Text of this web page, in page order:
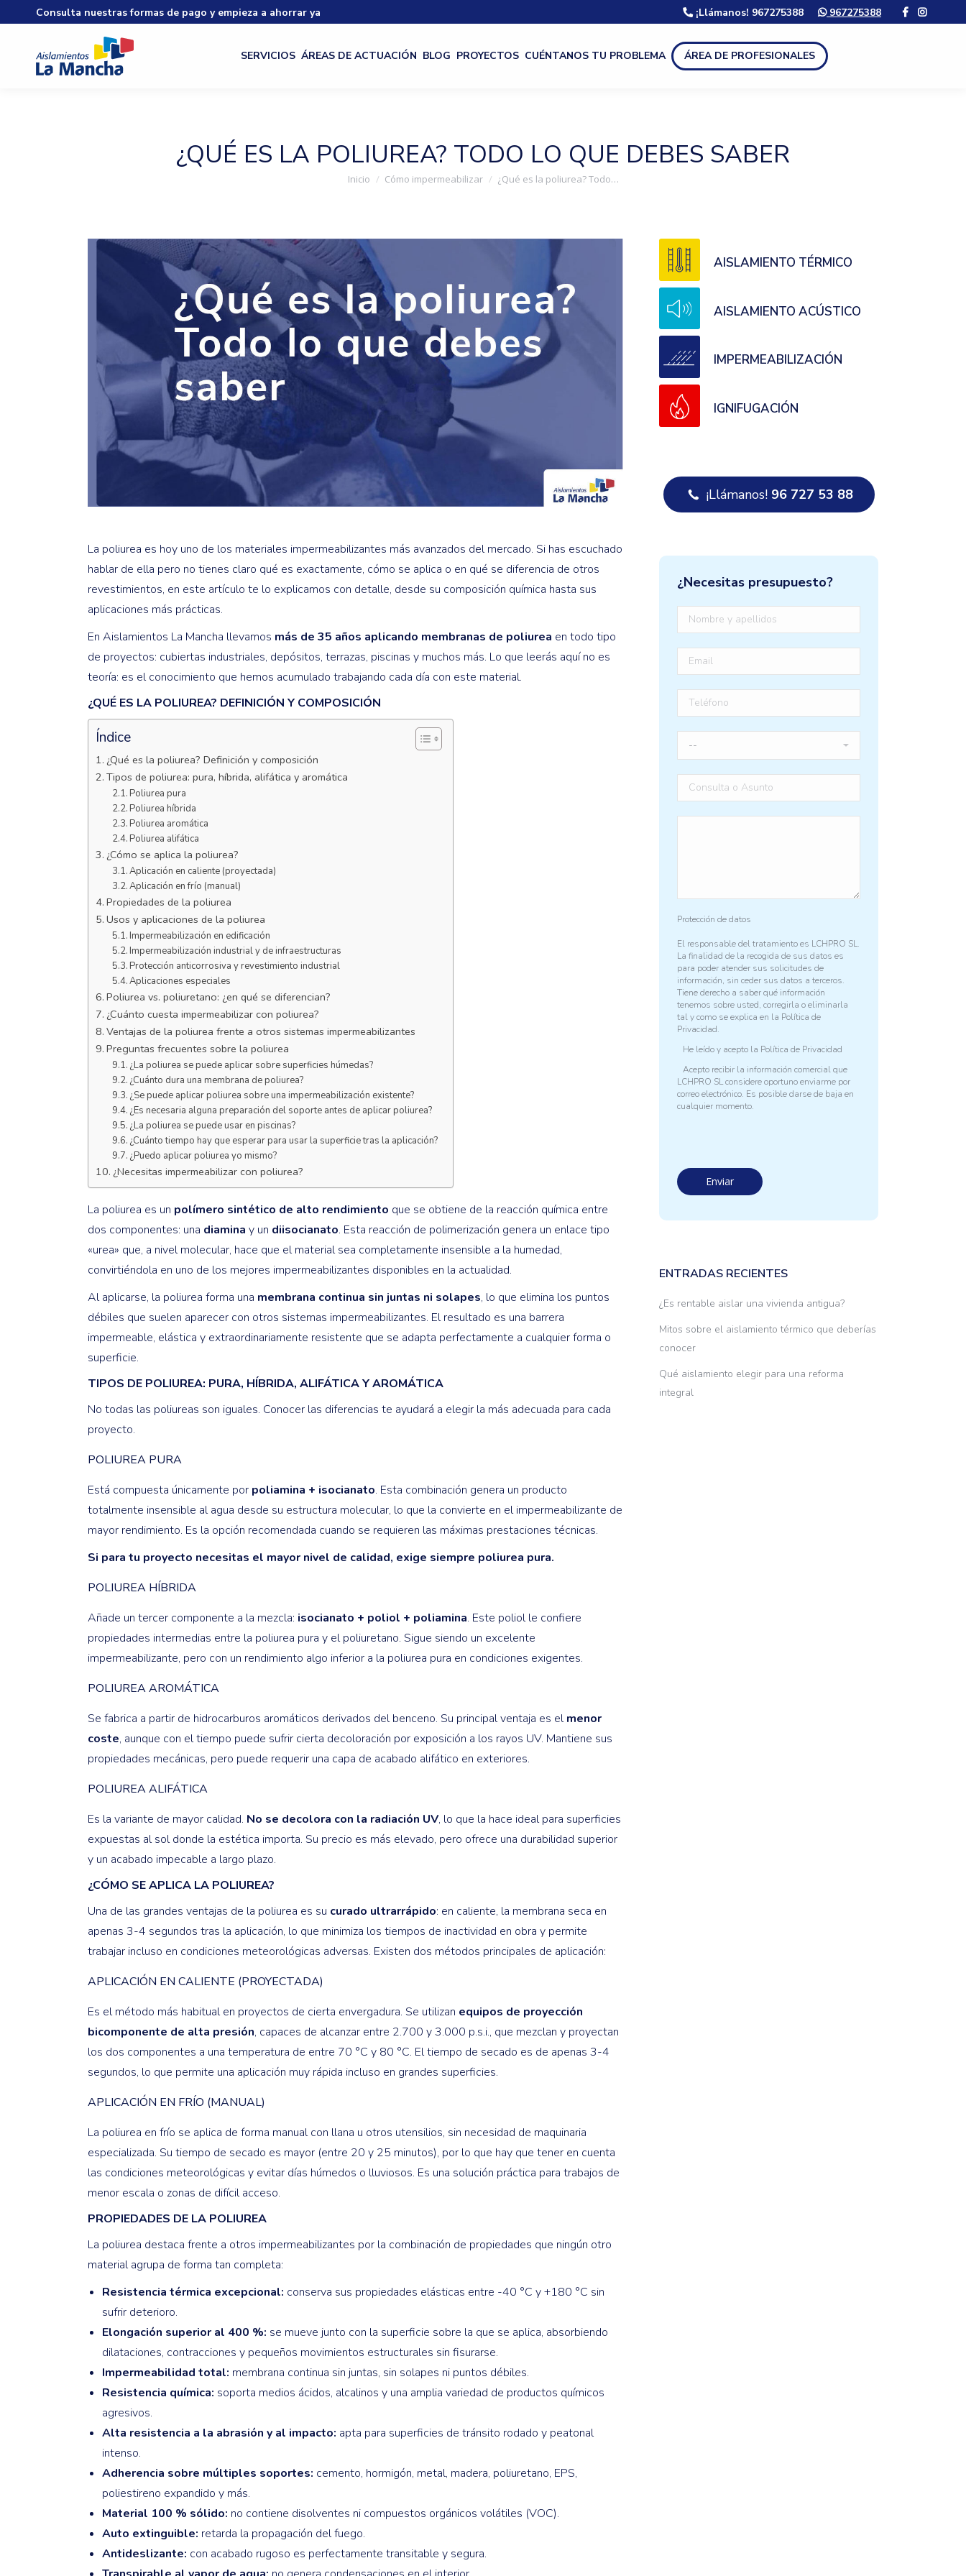
Consulta nuestras formas de pago y empieza a ahorrar ya ¡Llámanos! 967275388 967275388
SERVICIOS ÁREAS DE ACTUACIÓN BLOG PROYECTOS CUÉNTANOS TU PROBLEMA ÁREA DE PROFESIONALES
¿QUÉ ES LA POLIUREA? TODO LO QUE DEBES SABER
Estás aquí:
Inicio Cómo impermeabilizar ¿Qué es la poliurea? Todo…
La poliurea es hoy uno de los materiales impermeabilizantes más avanzados del mercado. Si has escuchado
hablar de ella pero no tienes claro qué es exactamente, cómo se aplica o en qué se diferencia de otros
revestimientos, en este artículo te lo explicamos con detalle, desde su composición química hasta sus
aplicaciones más prácticas.
En Aislamientos La Mancha llevamos más de 35 años aplicando membranas de poliurea en todo tipo
de proyectos: cubiertas industriales, depósitos, terrazas, piscinas y muchos más. Lo que leerás aquí no es
teoría: es el conocimiento que hemos acumulado trabajando cada día con este material.
¿QUÉ ES LA POLIUREA? DEFINICIÓN Y COMPOSICIÓN
Índice
¿Qué es la poliurea? Definición y composición
Tipos de poliurea: pura, híbrida, alifática y aromática
Poliurea pura
Poliurea híbrida
Poliurea aromática
Poliurea alifática
¿Cómo se aplica la poliurea?
Aplicación en caliente (proyectada)
Aplicación en frío (manual)
Propiedades de la poliurea
Usos y aplicaciones de la poliurea
Impermeabilización en edificación
Impermeabilización industrial y de infraestructuras
Protección anticorrosiva y revestimiento industrial
Aplicaciones especiales
Poliurea vs. poliuretano: ¿en qué se diferencian?
¿Cuánto cuesta impermeabilizar con poliurea?
Ventajas de la poliurea frente a otros sistemas impermeabilizantes
Preguntas frecuentes sobre la poliurea
¿La poliurea se puede aplicar sobre superficies húmedas?
¿Cuánto dura una membrana de poliurea?
¿Se puede aplicar poliurea sobre una impermeabilización existente?
¿Es necesaria alguna preparación del soporte antes de aplicar poliurea?
¿La poliurea se puede usar en piscinas?
¿Cuánto tiempo hay que esperar para usar la superficie tras la aplicación?
¿Puedo aplicar poliurea yo mismo?
¿Necesitas impermeabilizar con poliurea?
La poliurea es un polímero sintético de alto rendimiento que se obtiene de la reacción química entre
dos componentes: una diamina y un diisocianato. Esta reacción de polimerización genera un enlace tipo
«urea» que, a nivel molecular, hace que el material sea completamente insensible a la humedad,
convirtiéndola en uno de los mejores impermeabilizantes disponibles en la actualidad.
Al aplicarse, la poliurea forma una membrana continua sin juntas ni solapes, lo que elimina los puntos
débiles que suelen aparecer con otros sistemas impermeabilizantes. El resultado es una barrera
impermeable, elástica y extraordinariamente resistente que se adapta perfectamente a cualquier forma o
superficie.
TIPOS DE POLIUREA: PURA, HÍBRIDA, ALIFÁTICA Y AROMÁTICA
No todas las poliureas son iguales. Conocer las diferencias te ayudará a elegir la más adecuada para cada
proyecto.
POLIUREA PURA
Está compuesta únicamente por poliamina + isocianato. Esta combinación genera un producto
totalmente insensible al agua desde su estructura molecular, lo que la convierte en el impermeabilizante de
mayor rendimiento. Es la opción recomendada cuando se requieren las máximas prestaciones técnicas.
Si para tu proyecto necesitas el mayor nivel de calidad, exige siempre poliurea pura.
POLIUREA HÍBRIDA
Añade un tercer componente a la mezcla: isocianato + poliol + poliamina. Este poliol le confiere
propiedades intermedias entre la poliurea pura y el poliuretano. Sigue siendo un excelente
impermeabilizante, pero con un rendimiento algo inferior a la poliurea pura en condiciones exigentes.
POLIUREA AROMÁTICA
Se fabrica a partir de hidrocarburos aromáticos derivados del benceno. Su principal ventaja es elmenor
coste, aunque con el tiempo puede sufrir cierta decoloración por exposición a los rayos UV. Mantiene sus
propiedades mecánicas, pero puede requerir una capa de acabado alifático en exteriores.
POLIUREA ALIFÁTICA
Es la variante de mayor calidad. No se decolora con la radiación UV, lo que la hace ideal para superficies
expuestas al sol donde la estética importa. Su precio es más elevado, pero ofrece una durabilidad superior
y un acabado impecable a largo plazo.
¿CÓMO SE APLICA LA POLIUREA?
Una de las grandes ventajas de la poliurea es su curado ultrarrápido: en caliente, la membrana seca en
apenas 3-4 segundos tras la aplicación, lo que minimiza los tiempos de inactividad en obra y permite
trabajar incluso en condiciones meteorológicas adversas. Existen dos métodos principales de aplicación:
APLICACIÓN EN CALIENTE (PROYECTADA)
Es el método más habitual en proyectos de cierta envergadura. Se utilizan equipos de proyección
bicomponente de alta presión, capaces de alcanzar entre 2.700 y 3.000 p.s.i., que mezclan y proyectan
los dos componentes a una temperatura de entre 70 °C y 80 °C. El tiempo de secado es de apenas 3-4
segundos, lo que permite una aplicación muy rápida incluso en grandes superficies.
APLICACIÓN EN FRÍO (MANUAL)
La poliurea en frío se aplica de forma manual con llana u otros utensilios, sin necesidad de maquinaria
especializada. Su tiempo de secado es mayor (entre 20 y 25 minutos), por lo que hay que tener en cuenta
las condiciones meteorológicas y evitar días húmedos o lluviosos. Es una solución práctica para trabajos de
menor escala o zonas de difícil acceso.
PROPIEDADES DE LA POLIUREA
La poliurea destaca frente a otros impermeabilizantes por la combinación de propiedades que ningún otro
material agrupa de forma tan completa:
Resistencia térmica excepcional: conserva sus propiedades elásticas entre -40 °C y +180 °C sin
sufrir deterioro.
Elongación superior al 400 %: se mueve junto con la superficie sobre la que se aplica, absorbiendo
dilataciones, contracciones y pequeños movimientos estructurales sin fisurarse.
Impermeabilidad total: membrana continua sin juntas, sin solapes ni puntos débiles.
Resistencia química: soporta medios ácidos, alcalinos y una amplia variedad de productos químicos
agresivos.
Alta resistencia a la abrasión y al impacto: apta para superficies de tránsito rodado y peatonal
intenso.
Adherencia sobre múltiples soportes: cemento, hormigón, metal, madera, poliuretano, EPS,
poliestireno expandido y más.
Material 100 % sólido: no contiene disolventes ni compuestos orgánicos volátiles (VOC).
Auto extinguible: retarda la propagación del fuego.
Antideslizante: con acabado rugoso es perfectamente transitable y segura.
AISLAMIENTO TÉRMICO
AISLAMIENTO ACÚSTICO
IMPERMEABILIZACIÓN
IGNIFUGACIÓN
¡Llámanos! 96 727 53 88
¿Necesitas presupuesto?
Protección de datos
El responsable del tratamiento es LCHPRO SL.
La finalidad de la recogida de sus datos es
para poder atender sus solicitudes de
información, sin ceder sus datos a terceros.
Tiene derecho a saber qué información
tenemos sobre usted, corregirla o eliminarla
tal y como se explica en la Política de
Privacidad.
He leído y acepto la Política de Privacidad
Acepto recibir la información comercial que
LCHPRO SL considere oportuno enviarme por
correo electrónico. Es posible darse de baja en
cualquier momento.
ENTRADAS RECIENTES
¿Es rentable aislar una vivienda antigua?
Mitos sobre el aislamiento térmico que deberías
conocer
Qué aislamiento elegir para una reforma
integral